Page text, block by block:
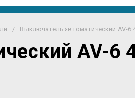
/ Выключатель автоматический AV-6
AV-6